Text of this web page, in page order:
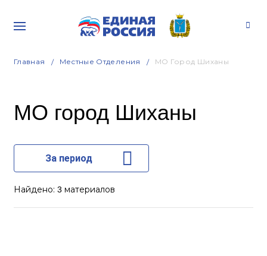
Главная Местные Отделения МО Город Шиханы
МО город Шиханы
За период
Найдено: 3 материалов